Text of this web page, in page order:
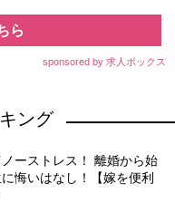
ら
sponsored by 求人ボックス
ング
ーストレス！ 離婚から始
悔いはなし！【嫁を便利